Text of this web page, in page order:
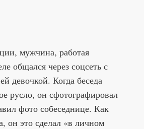
мужчина, работая
общался через соцсеть с
девочкой. Когда беседа
русло, он сфотографировал
фото собеседнице. Как
он это сделал «в личном